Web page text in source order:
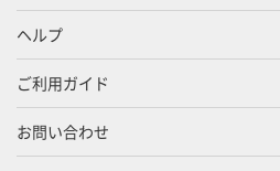
ヘルプ
ご利用ガイド
お問い合わせ